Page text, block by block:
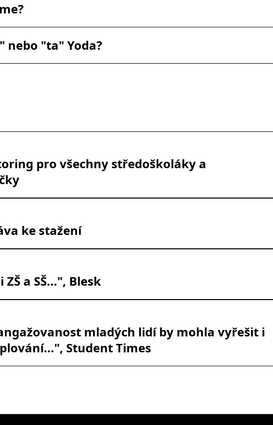
nebo "ta" Yoda?
pro všechny středoškoláky a
ke stažení
a SŠ...", Blesk
mladých lidí by mohla vyřešit i
Student Times